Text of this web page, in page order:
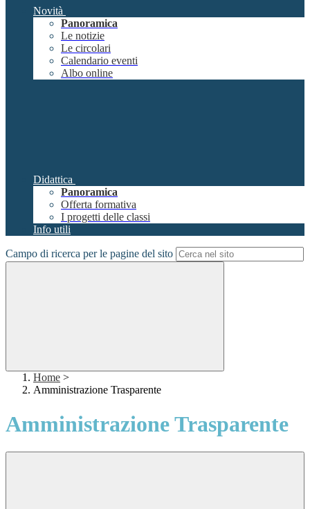
Novità
Panoramica
Le notizie
Le circolari
Calendario eventi
Albo online
Didattica
Panoramica
Offerta formativa
I progetti delle classi
Info utili
Campo di ricerca per le pagine del sito
Home >
Amministrazione Trasparente
Amministrazione Trasparente